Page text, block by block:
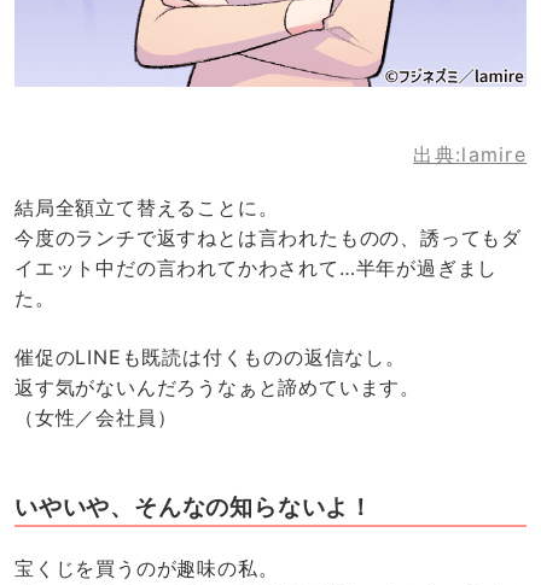
出典:lamire
結局全額立て替えることに。
今度のランチで返すねとは言われたものの、誘ってもダ
イエット中だの言われてかわされて…半年が過ぎまし
た。
催促のLINEも既読は付くものの返信なし。
返す気がないんだろうなぁと諦めています。
（女性／会社員）
いやいや、そんなの知らないよ！
宝くじを買うのが趣味の私。